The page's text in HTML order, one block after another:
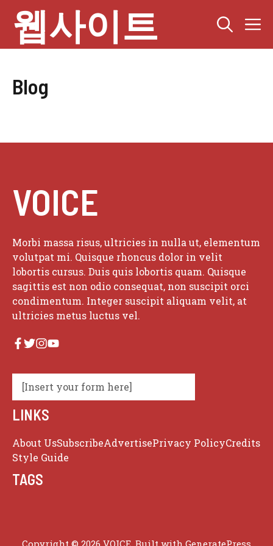
content
웹사이트
Blog
VOICE
Morbi massa risus, ultricies in nulla ut, elementum
volutpat mi. Quisque rhoncus dolor in velit
lobortis cursus. Duis quis lobortis quam. Quisque
sagittis est non odio consequat, non suscipit orci
condimentum. Integer suscipit aliquam velit, at
ultricies metus luctus vel.
[Insert your form here]
LINKS
About UsSubscribeAdvertisePrivacy PolicyCredits
Style Guide
TAGS